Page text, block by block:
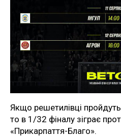
Якщо решетилівці
то в 1/32 фіналу зіграє
«Прикарпаття-Благо».